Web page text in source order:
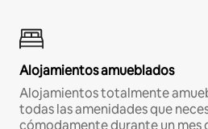
Alojamientos amueblados
Alojamientos totalmente
todas las amenidades que
cómodamente durante un mes